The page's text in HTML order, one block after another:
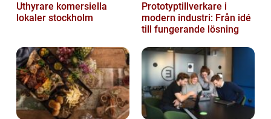
Uthyrare komersiella
lokaler stockholm
Prototyptillverkare i
modern industri: Från idé
till fungerande lösning